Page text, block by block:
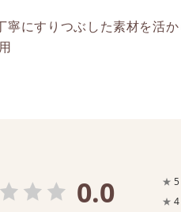
寧にすりつぶした素材を活
0.0 ★ 5
★ 4